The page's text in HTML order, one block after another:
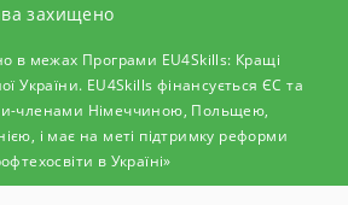
захищено
в межах Програми EU4Skills: Кращі
України. EU4Skills фінансується ЄС та
членами Німеччиною, Польщею,
і має на меті підтримку реформи
в Україні»